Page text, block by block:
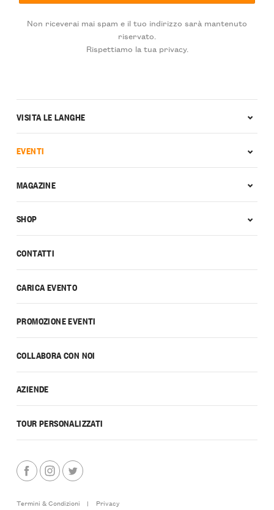
Non riceverai mai spam e il tuo indirizzo sarà mantenuto
riservato.
Rispettiamo la tua privacy.
CONTATTI
CARICA EVENTO
PROMOZIONE EVENTI
COLLABORA CON NOI
AZIENDE
TOUR PERSONALIZZATI
VISITA LE LANGHE
EVENTI
MAGAZINE
SHOP
Termini & Condizioni | Privacy